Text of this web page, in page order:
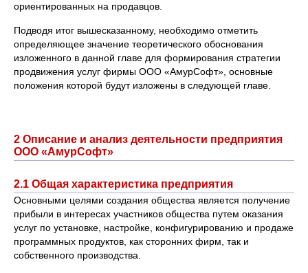
ориентированных на продавцов.
Подводя итог вышесказанному, необходимо отметить
определяющее значение теоретического обоснования
изложенного в данной главе для формирования стратегии
продвижения услуг фирмы ООО «АмурСофт», основные
положения которой будут изложены в следующей главе.
2 Описание и анализ деятельности предприятия
ООО «АмурСофт»
2.1 Общая характеристика предприятия
Основными целями создания общества является получение
прибыли в интересах участников общества путем оказания
услуг по установке, настройке, конфигурированию и продаже
программных продуктов, как сторонних фирм, так и
собственного производства.